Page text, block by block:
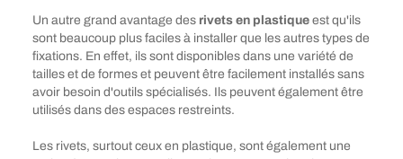
Un autre grand avantage des rivets en plastique est qu'ils
sont beaucoup plus faciles à installer que les autres types de
fixations. En effet, ils sont disponibles dans une variété de
tailles et de formes et peuvent être facilement installés sans
avoir besoin d'outils spécialisés. Ils peuvent également être
utilisés dans des espaces restreints.
Les rivets, surtout ceux en plastique, sont également une